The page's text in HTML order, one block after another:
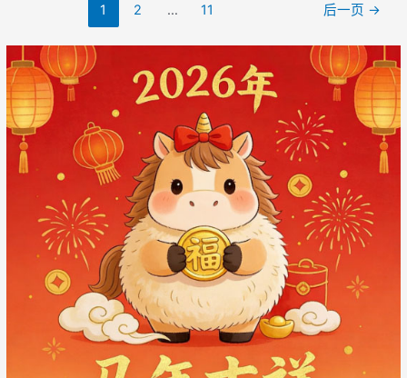
航
1 2 … 11 后一页 →